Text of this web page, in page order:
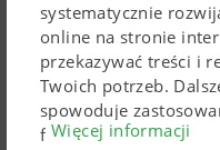
systematycznie
online na stronie
przekazywać treści i
Twoich potrzeb.
spowoduje
funkcjonowania
Więcej informacji
NOVADISC 352
Zdjęcia (wysokiej